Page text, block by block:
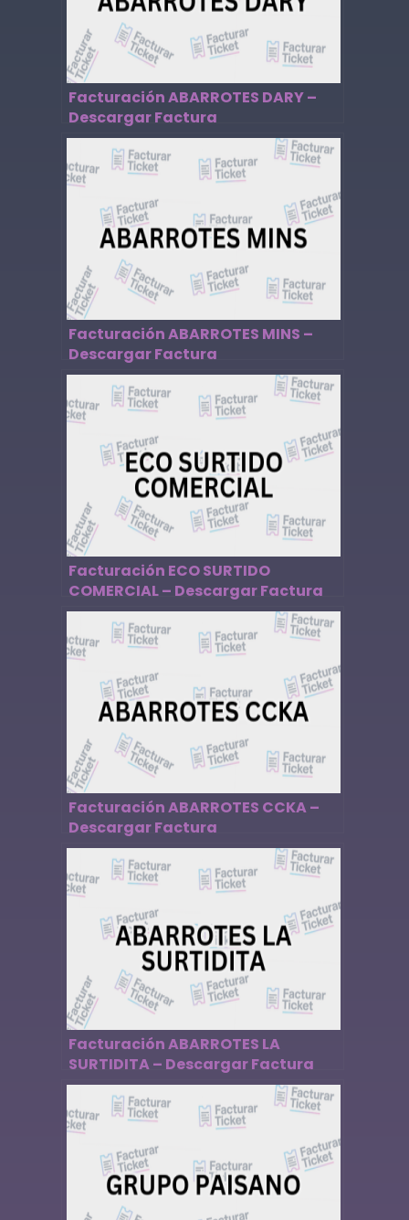
Facturación ABARROTES DARY –
Descargar Factura
Facturación ABARROTES MINS –
Descargar Factura
Facturación ECO SURTIDO
COMERCIAL – Descargar Factura
Facturación ABARROTES CCKA –
Descargar Factura
Facturación ABARROTES LA
SURTIDITA – Descargar Factura